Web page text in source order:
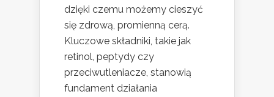
dzięki czemu możemy cieszyć
się zdrową, promienną cerą.
Kluczowe składniki, takie jak
retinol, peptydy czy
przeciwutleniacze, stanowią
fundament działania